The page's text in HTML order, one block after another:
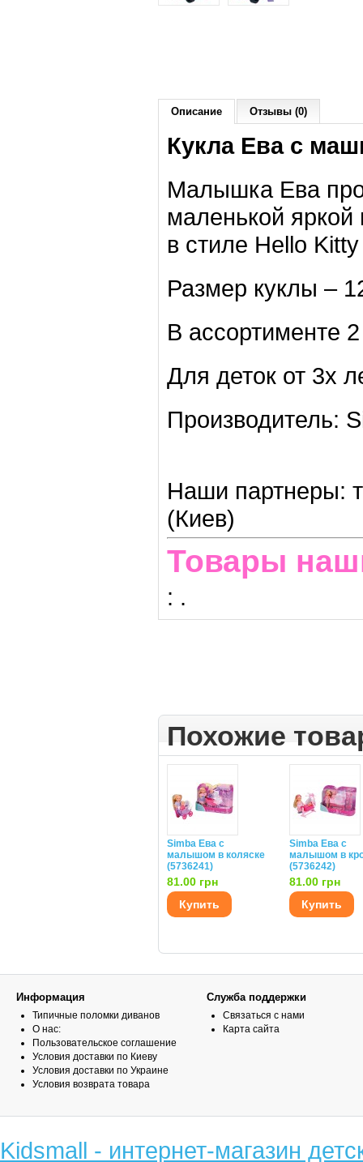
Описание Отзывы (0)
Кукла Ева с
Малышка Ева
маленькой
в стиле Hello
Размер куклы –
В ассортименте
Для деток от 3х
Производитель:
Наши партнеры:
(Киев)
Товары
: .
Похожие
Simba Ева с
малышом в коляске
(5736241)
81.00 грн
Купить
Simba Ева с
малышом в
(5736242)
81.00 грн
Купить
Информация
Типичные поломки диванов
О нас:
Пользовательское соглашение
Условия доставки по Киеву
Условия доставки по Украине
Условия возврата товара
Служба поддержки
Связаться с нами
Карта сайта
Kidsmall - интернет-магазин